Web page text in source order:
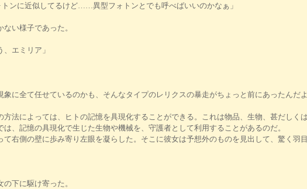
トンに近似してるけど……異型フォトンとでも呼べばいいのかなぁ」
い様子であった。
エミリア」
象に全て任せているのかも、そんなタイプのレリクスの暴走がちょっと前にあったんだよ
法によっては、ヒトの記憶を具現化することができる。これは物品、生物、甚だしく
、記憶の具現化で生じた生物や機械を、守護者として利用することがあるのだ。
右側の壁に歩み寄り左眼を凝らした。そこに彼女は予想外のものを見出して、驚く羽目
下に駆け寄った。